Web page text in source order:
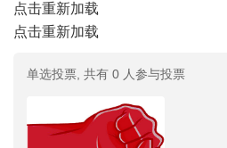
点击重新加载
点击重新加载
单选投票, 共有 0 人参与投票